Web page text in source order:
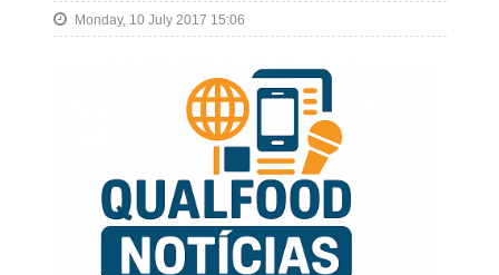
Monday, 10 July 2017 15:06